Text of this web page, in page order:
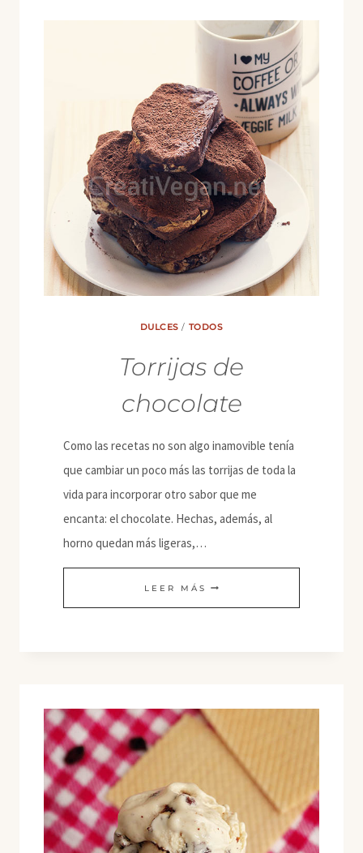
DEL
BOSQUE
AROMA
FLORAL
DULCES / TODOS
Torrijas de
chocolate
Como las recetas no son algo inamovible tenía
que cambiar un poco más las torrijas de toda la
vida para incorporar otro sabor que me
encanta: el chocolate. Hechas, además, al
horno quedan más ligeras,…
LEER MÁS TORRIJAS
DE